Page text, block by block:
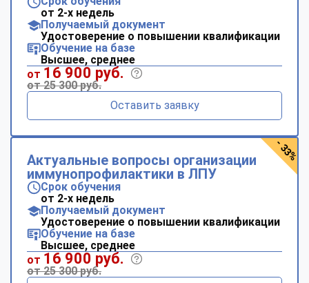
от 2-х недель
Получаемый документ
Удостоверение о повышении квалификации
Обучение на базе
Высшее, среднее
от 16 900 руб.
от 25 300 руб.
Оставить заявку
Актуальные вопросы организации
иммунопрофилактики в ЛПУ
Срок обучения
от 2-х недель
Получаемый документ
Удостоверение о повышении квалификации
Обучение на базе
Высшее, среднее
от 16 900 руб.
от 25 300 руб.
- 33%